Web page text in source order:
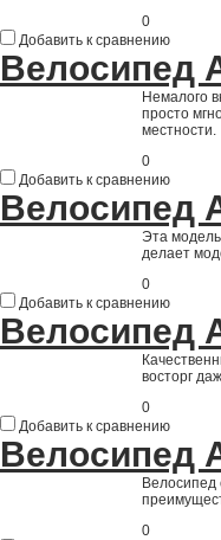
0
Добавить к сравнению
Велосипед
Немалого
просто
местности.
0
Добавить к сравнению
Велосипед
Эта
делает
0
Добавить к сравнению
Велосипед
восторг
0
Добавить к сравнению
Велосипед
Велосипед
0